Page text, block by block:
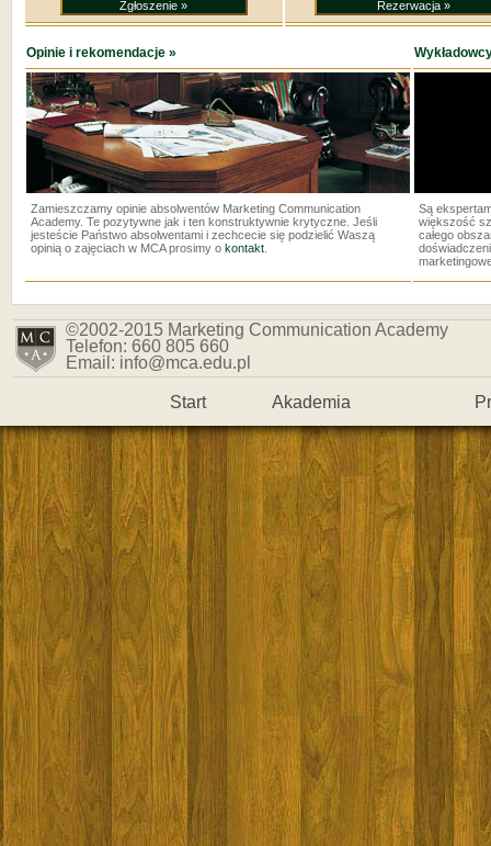
Opinie i rekomendacje »
Zamieszczamy opinie absolwentów Marketing Communication
Academy. Te pozytywne jak i ten konstruktywnie krytyczne. Jeśli
jesteście Państwo absolwentami i zechcecie się podzielić Waszą
opinią o zajęciach w MCA prosimy o kontakt
Są
większość
całego
©2002-2015 Marketing Communication Academy
Telefon: 660 805 660
Email: info@mca.edu.pl
Start Akademia
Warsztaty
Wykładowcy
Kontakt
Wiedza